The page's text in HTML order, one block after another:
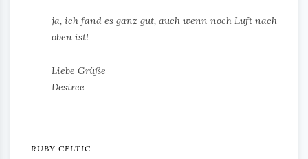
ja, ich fand es ganz gut, auch wenn noch Luft nach
oben ist!
Liebe Grüße
Desiree
RUBY CELTIC